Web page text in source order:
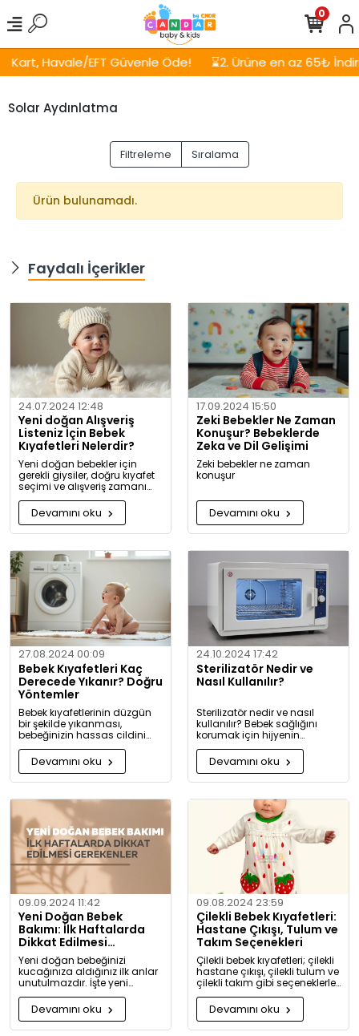
Havale/EFT Güvenle Öde! ⌛2. Ürüne en az 65₺
0
Solar Aydınlatma
Filtreleme Sıralama
Ürün bulunamadı.
Faydalı İçerikler
24.07.2024 12:48
Yeni doğan Alışveriş
Listeniz İçin Bebek
Kıyafetleri Nelerdir?
Yeni doğan bebekler için
gerekli giysiler, doğru kıyafet
seçimi ve alışveriş zamanı
hakkında kapsamlı bilgiler ve
tavsiyeler.
Devamını oku
17.09.2024 15:50
Zeki Bebekler Ne Zaman
Konuşur? Bebeklerde
Zeka ve Dil Gelişimi
Zeki bebekler ne zaman
konuşur
Devamını oku
27.08.2024 00:09
Bebek Kıyafetleri Kaç
Derecede Yıkanır? Doğru
Yöntemler
Bebek kıyafetlerinin düzgün
bir şekilde yıkanması,
bebeğinizin hassas cildini
korumak için oldukça
önemlidir. Bu rehberde, bebek
giysilerinizi nasıl ve hangi
koşullarda yıkamanız
bilgiler bulacaksınız.
Devamını oku
24.10.2024 17:42
Sterilizatör Nedir ve
Nasıl Kullanılır?
Sterilizatör nedir ve nasıl
kullanılır? Bebek sağlığını
korumak için hijyenin
önemini keşfedin. Buharlı ve
UV sterilizatörlerle mikroplara
karşı tam koruma!
Devamını oku
09.09.2024 11:42
Yeni Doğan Bebek
Bakımı: İlk Haftalarda
Dikkat Edilmesi
Gerekenler
Yeni doğan bebeğinizi
kucağınıza aldığınız ilk anlar
unutulmazdır. İşte yeni
doğan bebek bakımında
dikkat etmeniz gerekenler:
Devamını oku
09.08.2024 23:59
Çilekli Bebek Kıyafetleri:
Hastane Çıkışı, Tulum ve
Takım Seçenekleri
Çilekli bebek kıyafetleri; çilekli
hastane çıkışı, çilekli tulum ve
çilekli takım gibi seçeneklerle
bebeğinize tatlılık katıyor. Kız
ve erkek bebekler için özel
tasarlanmış, organik
pamuktan üretilmiş şık ve
Devamını oku